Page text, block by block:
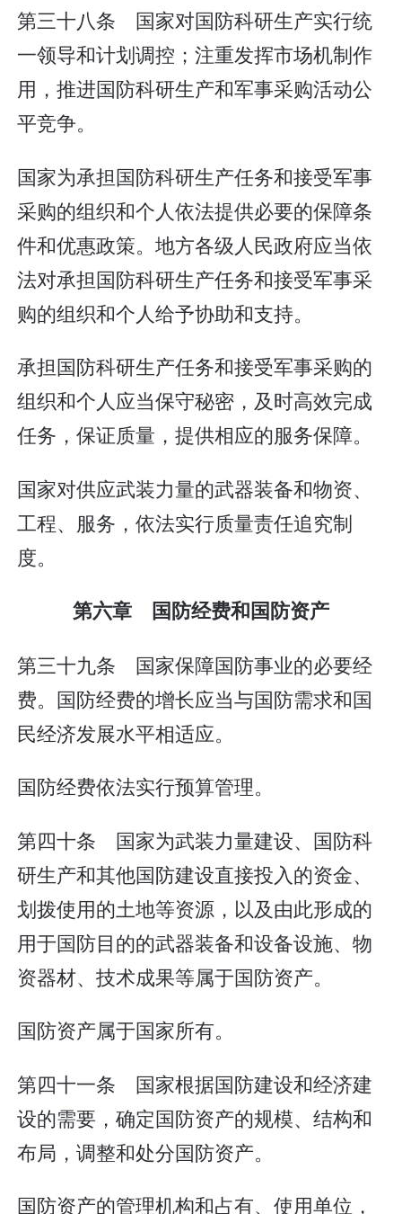
第三十八条 国家对国防科研生产实行统
一领导和计划调控；注重发挥市场机制作
用，推进国防科研生产和军事采购活动公
平竞争。
国家为承担国防科研生产任务和接受军事
采购的组织和个人依法提供必要的保障条
件和优惠政策。地方各级人民政府应当依
法对承担国防科研生产任务和接受军事采
购的组织和个人给予协助和支持。
承担国防科研生产任务和接受军事采购的
组织和个人应当保守秘密，及时高效完成
任务，保证质量，提供相应的服务保障。
国家对供应武装力量的武器装备和物资、
工程、服务，依法实行质量责任追究制
度。
第六章 国防经费和国防资产
第三十九条 国家保障国防事业的必要经
费。国防经费的增长应当与国防需求和国
民经济发展水平相适应。
国防经费依法实行预算管理。
第四十条 国家为武装力量建设、国防科
研生产和其他国防建设直接投入的资金、
划拨使用的土地等资源，以及由此形成的
用于国防目的的武器装备和设备设施、物
资器材、技术成果等属于国防资产。
国防资产属于国家所有。
第四十一条 国家根据国防建设和经济建
设的需要，确定国防资产的规模、结构和
布局，调整和处分国防资产。
国防资产的管理机构和占有、使用单位，